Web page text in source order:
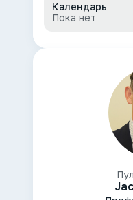
Календарь
Пока нет